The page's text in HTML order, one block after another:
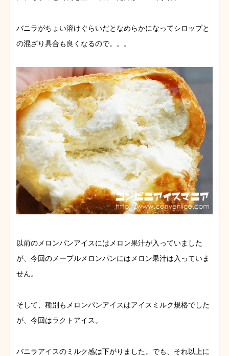
バニラがちょい溶けぐらいだとなめらかになってシロップと
の混ざり具合も良くなるので。。。
以前のメロンパンアイスにはメロン果汁が入っていました
が、今回のメープルメロンパンにはメロン果汁は入っていま
せん。
そして、種別もメロンパンアイスはアイスミルク規格でした
が、今回はラクトアイス。
バニラアイスのミルク感は下がりました。でも、それ以上に